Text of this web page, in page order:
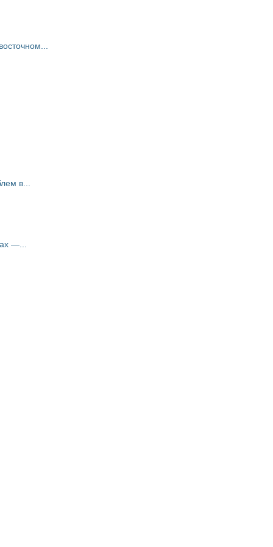
в...
—...